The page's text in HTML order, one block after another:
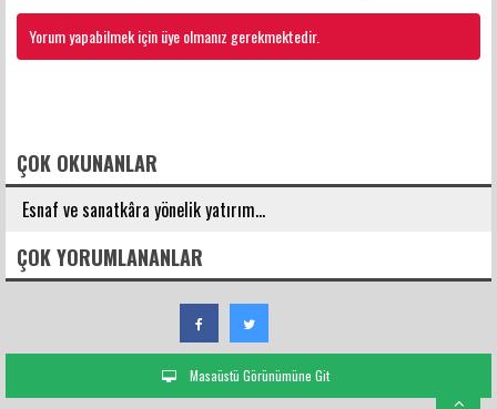
Yorum yapabilmek için üye olmanız gerekmektedir.
ÇOK OKUNANLAR
Esnaf ve sanatkâra yönelik yatırım...
ÇOK YORUMLANANLAR
Masaüstü Görünümüne Git